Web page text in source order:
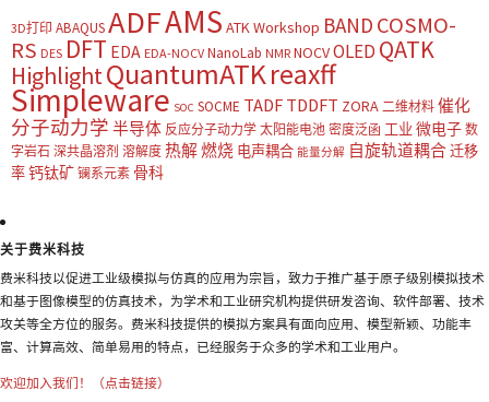
3D打印 ABAQUSADFAMS ATK Workshop BAND COSMO-
RS DES DFT EDA EDA-NOCV NanoLab NMR NOCVOLED QATK
HighlightQuantumATKreaxff
Simpleware SOC SOCME TADF TDDFT ZORA 二维材料 催化
分子动力学 半导体 反应分子动力学 太阳能电池 密度泛函 工业 微电子 数
字岩石 深共晶溶剂 溶解度 热解燃烧 电声耦合 能量分解 自旋轨道耦合迁移
率钙钛矿 镧系元素 骨科
关于费米科技
费米科技以促进工业级模拟与仿真的应用为宗旨，致力于推广基于原子级别模拟技术
和基于图像模型的仿真技术，为学术和工业研究机构提供研发咨询、软件部署、技术
攻关等全方位的服务。费米科技提供的模拟方案具有面向应用、模型新颖、功能丰
富、计算高效、简单易用的特点，已经服务于众多的学术和工业用户。
欢迎加入我们！（点击链接）